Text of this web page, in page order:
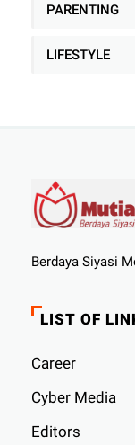
PARENTING
LIFESTYLE
Berdaya Siyasi
LIST OF
Career
Cyber ​​Media
Editors